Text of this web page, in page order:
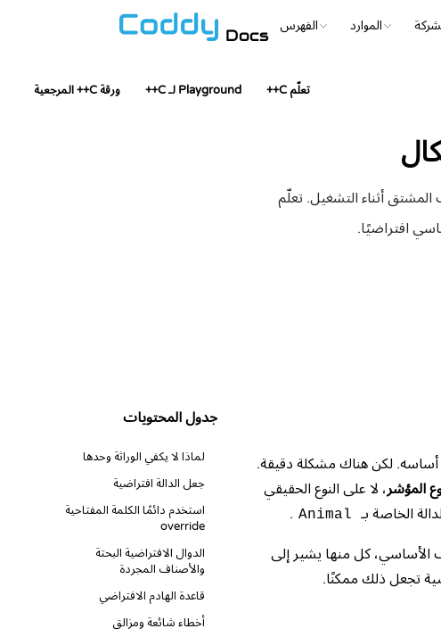
Docs الفهرس الموارد
تعلّم C++ Playground لـ C++ ورقة C++ المرجعية
أثناء التشغيل. تعلّم
افتراضيًا.
لكن هناك مشكلة دقيقة.
المؤشر ، لا على النوع الحقيقي
الخاصة بـ Animal
.
الأساسي، كل منها يشير إلى
تجعل ذلك ممكنًا.
جدول المحتويات
لماذا لا يكفي الوراثة وحدها
جعل الدالة افتراضية
استخدم دائمًا الكلمة المفتاحية
override
الدوال الافتراضية البحتة
والأصناف المجردة
قاعدة الهادم الافتراضي
أخطاء شائعة ومزالق